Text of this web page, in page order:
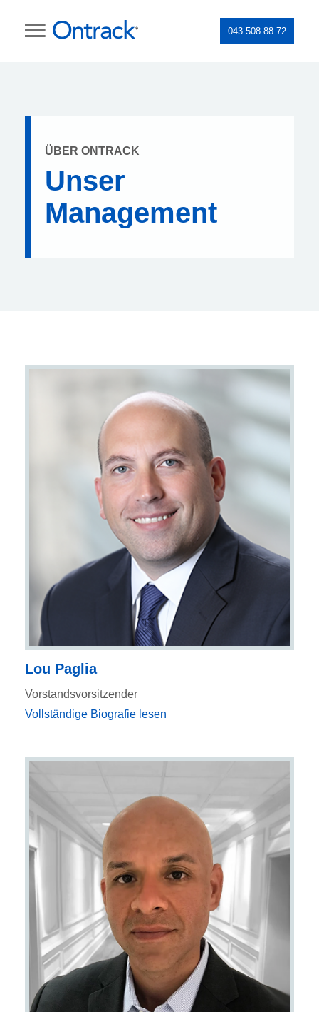
043 508 88 72
ÜBER ONTRACK
Unser
Management
Lou Paglia
Vorstandsvorsitzender
Vollständige Biografie lesen